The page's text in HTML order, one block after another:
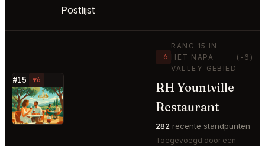
Postlijst
#15 ▼6
⭐
−6
RANG 15 IN
HET NAPA
VALLEY-GEBIED
(-6)
RH Yountville
Restaurant
282 recente standpunten
Toegevoegd door een